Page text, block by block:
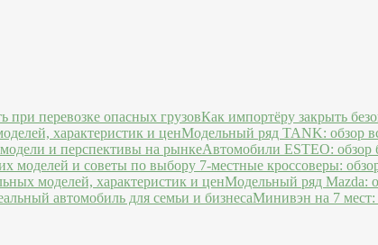
Как импортёру закрыть
Модельный ряд TANK: обзор
Автомобили ESTEO: обзор
7-местные кроссоверы:
Модельный ряд Mazda:
Минивэн на 7 мест: